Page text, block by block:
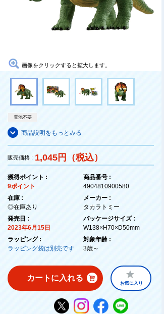
画像をクリックすると拡大します。
電池不要
商品説明をもっとみる
販売価格 : 1,045円（税込）
獲得ポイント :
9ポイント
在庫 :
◎在庫あり
発売日 :
2023年6月15日
ラッピング :
ラッピング袋は別売です
商品番号 :
4904810900580
メーカー :
タカラトミー
パッケージサイズ :
W138×H70×D50mm
対象年齢 :
3歳～
カートに入れる
お気に入り